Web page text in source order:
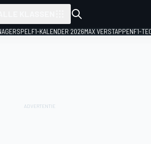
F1-KALENDER 2026MAX VERSTAPPENF1-